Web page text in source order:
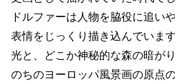
ドルファーは人物を脇役に追い
表情をじっくり描き込んでいま
光と、どこか神秘的な森の暗が
のちのヨーロッパ風景画の原点